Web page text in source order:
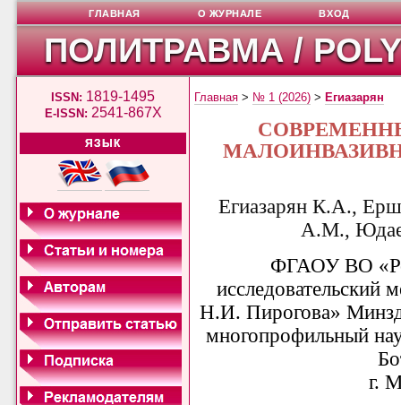
ПОЛИТРАВМА /
ISSN: 1819-1495
E-ISSN: 2541-867X
ЯЗЫК
ГЛАВНАЯ О ЖУРНАЛЕ ВХОД
Главная > № 1 (2026) > Егиазарян
Егиазарян К.А.,
А.М.,
ФГАОУ ВО
исследовательский
Н.И. Пирогова»
многопрофильный
г.